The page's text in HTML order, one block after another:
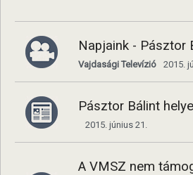
Napjaink - Pásztor
Vajdasági Televízió 2015.
Pásztor Bálint
2015. június 21.
A VMSZ nem